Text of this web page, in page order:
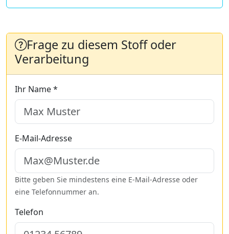
Frage zu diesem Stoff oder
Verarbeitung
Ihr Name *
E-Mail-Adresse
Bitte geben Sie mindestens eine E-Mail-Adresse oder
eine Telefonnummer an.
Telefon